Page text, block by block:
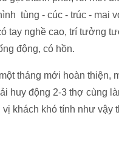
huy động 2-3 thợ cùng
khách khó tính như vậy